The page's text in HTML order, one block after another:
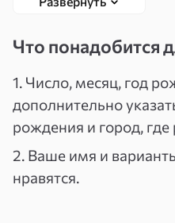
Замечали ли, что у
именами бывают
и привычки? Дело в
огромное влияние на
знают поговорку — как
она и поплывет!
Но никто не
сочетается его имя с
Что понадобится
1. Число, месяц, год
дополнительно
рождения и город, где
2. Ваше имя и
нравятся.